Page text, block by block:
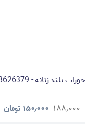
جوراب بلند زنانه - 8626379
۱۸۸٫۰۰۰ ۱۵۰٫۰۰۰ تومان